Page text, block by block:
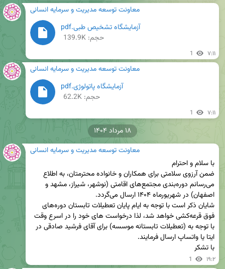
معاونت توسعه مدیریت و سرمایه انسانی
آزمایشگاه تشخیص طبی.pdf
حجم: 139.9K
1 ۷:۱۱
معاونت توسعه مدیریت و سرمایه انسانی
آزمایشگاه پاتولوژی.pdf
حجم: 62.2K
1 ۷:۱۱
معاونت توسعه مدیریت و سرمایه انسانی
با تشکر
1 ۱۹:۲
۱۸ مرداد ۱۴۰۴